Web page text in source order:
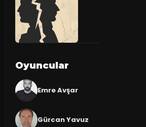
Oyuncular
Emre Avşar
Gürcan Yavuz